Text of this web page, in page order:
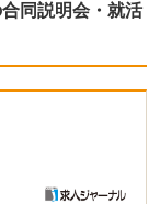
同説明会・就活